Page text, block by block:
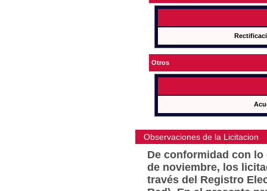
Otros
Observaciones de la Licitacion
De conformidad con lo
de noviembre, los
través del Registro